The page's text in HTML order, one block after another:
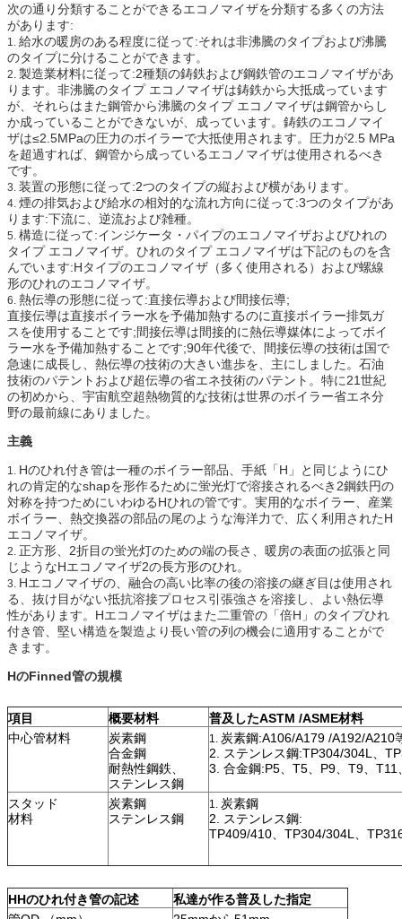
次の通り分類することができるエコノマイザを分類する多くの方法
があります:
1. 給水の暖房のある程度に従って:それは非沸騰のタイプおよび沸騰
のタイプに分けることができます。
2. 製造業材料に従って:2種類の鋳鉄および鋼鉄管のエコノマイザがあ
ります。非沸騰のタイプ エコノマイザは鋳鉄から大抵成っています
が、それらはまた鋼管から沸騰のタイプ エコノマイザは鋼管からし
か成っていることができないが、成っています。鋳鉄のエコノマイ
ザは≤2.5MPaの圧力のボイラーで大抵使用されます。圧力が2.5 MPa
を超過すれば、鋼管から成っているエコノマイザは使用されるべき
です。
3. 装置の形態に従って:2つのタイプの縦および横があります。
4. 煙の排気および給水の相対的な流れ方向に従って:3つのタイプがあ
ります:下流に、逆流および雑種。
5. 構造に従って:インジケータ・パイプのエコノマイザおよびひれの
タイプ エコノマイザ。ひれのタイプ エコノマイザは下記のものを含
んでいます:Hタイプのエコノマイザ（多く使用される）および螺線
形のひれのエコノマイザ。
6. 熱伝導の形態に従って:直接伝導および間接伝導;
直接伝導は直接ボイラー水を予備加熱するのに直接ボイラー排気ガ
スを使用することです;間接伝導は間接的に熱伝導媒体によってボイ
ラー水を予備加熱することです;90年代後で、間接伝導の技術は国で
急速に成長し、熱伝導の技術の大きい進歩を、主にしました。石油
技術のパテントおよび超伝導の省エネ技術のパテント。特に21世紀
の初めから、宇宙航空超熱物質的な技術は世界のボイラー省エネ分
野の最前線にありました。
主義
1. Hのひれ付き管は一種のボイラー部品、手紙「H」と同じようにひ
れの肯定的なshapを形作るために蛍光灯で溶接されるべき2鋼鉄円の
対称を持つためにいわゆるHひれの管です。実用的なボイラー、産業
ボイラー、熱交換器の部品の尾のような海洋力で、広く利用されたH
エコノマイザ。
2. 正方形、2折目の蛍光灯のための端の長さ、暖房の表面の拡張と同
じようなHエコノマイザ2の長方形のひれ。
3. Hエコノマイザの、融合の高い比率の後の溶接の継ぎ目は使用され
る、抜け目がない抵抗溶接プロセス引張強さを溶接し、よい熱伝導
性があります。Hエコノマイザはまた二重管の「倍H」のタイプひれ
付き管、堅い構造を製造より長い管の列の機会に適用することがで
きます。
HのFinned管の規模
項目 概要材料
普及したASTM /ASME材料
中心管材料
炭素鋼
合金鋼
耐熱性鋼鉄、
ステンレス鋼
1. 炭素鋼:A106/A179 /A192/
2. ステンレス鋼:TP304/304L、
3. 合金鋼:P5、T5、P9、T9、T11
スタッド
材料
炭素鋼
ステンレス鋼
1. 炭素鋼
2. ステンレス鋼:
TP409/410、TP304/304L、
HHのひれ付き管の記述
私達が作る普及した指定